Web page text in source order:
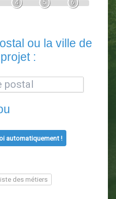
3 devis comparatifs
projet :
ou